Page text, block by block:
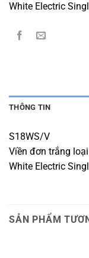
White Electric
THÔNG TIN
S18WS/V
Viền đơn trắng
White Electric
SẢN PHẨM